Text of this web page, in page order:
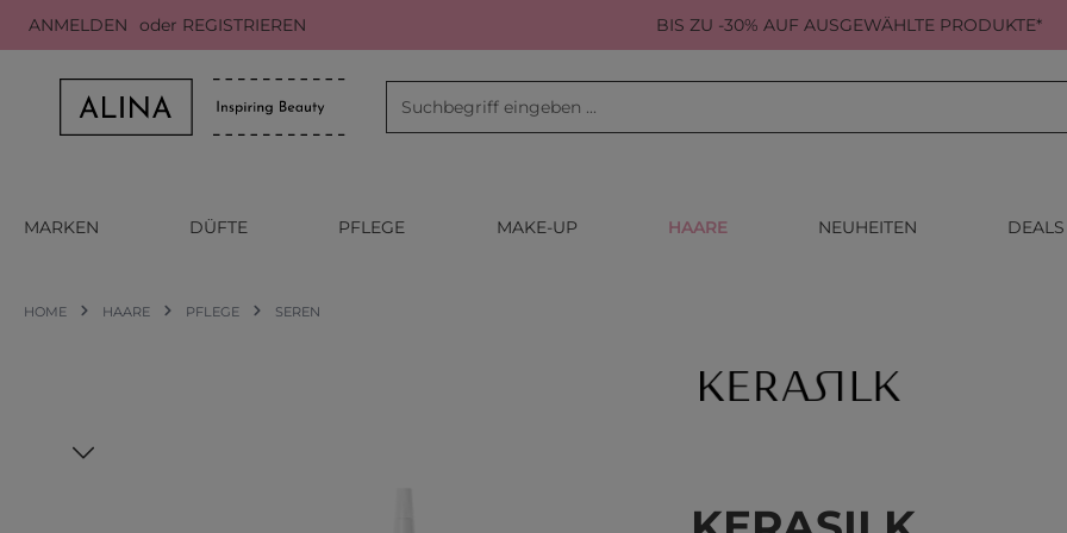
Hauptinhalt springen
Zur Suche springen
Zur Hauptnavigation springen
ANMELDEN oder REGISTRIEREN BIS ZU -30% AUF AUSGEWÄHLTE PRODUKTE*
MARKEN DÜFTE PFLEGE MAKE-UP HAARE NEUHEITEN DEALS
HOME HAARE PFLEGE SEREN
Bildergalerie überspringen